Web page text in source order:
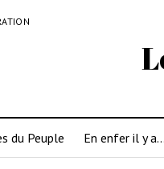
du Peuple En enfer il y